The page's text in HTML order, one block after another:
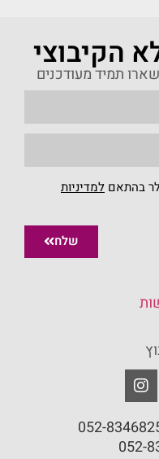
הקיבוצי
תמיד מעודכנים
בהתאם למדיניות
שלח
052-